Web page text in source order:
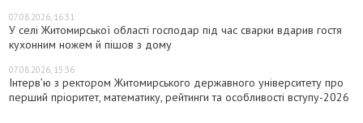
07.08.2026, 16:31
У селі Житомирської області господар під час сварки вдарив гостя
кухонним ножем й пішов з дому
07.08.2026, 15:36
Інтерв’ю з ректором Житомирського державного університету про
перший пріоритет, математику, рейтинги та особливості вступу-2026